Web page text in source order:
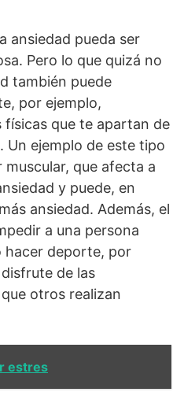
ansiedad pueda ser
Pero lo que quizá no
también puede
por ejemplo,
que te apartan de
Un ejemplo de este tipo
que afecta a
y puede, en
ansiedad. Además, el
a una persona
hacer deporte, por
de las
otros realizan
estres